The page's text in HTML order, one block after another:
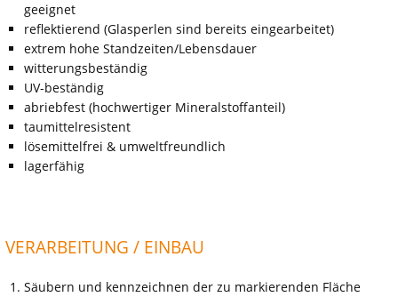
geeignet
reflektierend (Glasperlen sind bereits eingearbeitet)
extrem hohe Standzeiten/Lebensdauer
witterungsbeständig
UV-beständig
abriebfest (hochwertiger Mineralstoffanteil)
taumittelresistent
lösemittelfrei & umweltfreundlich
lagerfähig
VERARBEITUNG / EINBAU
Säubern und kennzeichnen der zu markierenden Fläche